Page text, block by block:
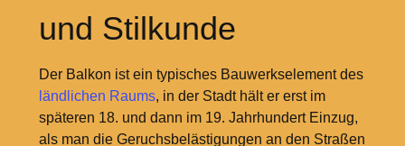
und Stilkunde
Der Balkon ist ein typisches Bauwerkselement des
ländlichen Raums, in der Stadt hält er erst im
späteren 18. und dann im 19. Jahrhundert Einzug,
als man die Geruchsbelästigungen an den Straßen